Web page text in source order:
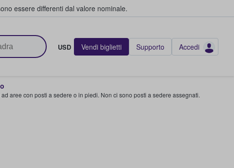
essere differenti dal valore nominale.
USD Vendi biglietti Supporto Accedi
aree con posti a sedere o in piedi. Non ci sono posti a sedere assegnati.